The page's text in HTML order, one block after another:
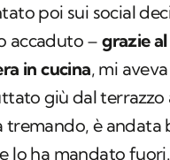
poi sui social
accaduto –grazie
in cucina, mi
giù dal
tremando, è andata
lo ha mandato